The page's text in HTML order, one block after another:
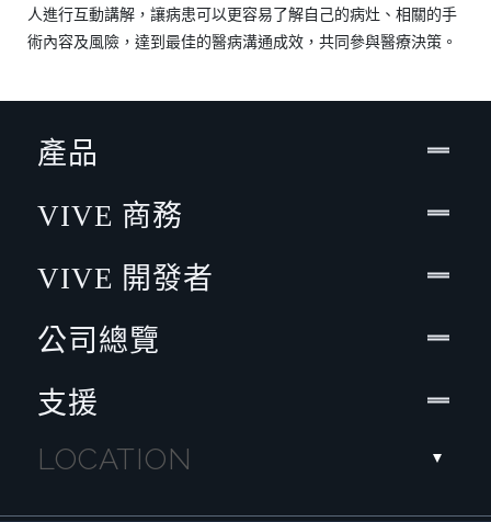
人進行互動講解，讓病患可以更容易了解自己的病灶、相關的手
術內容及風險，達到最佳的醫病溝通成效，共同參與醫療決策。
產品
VIVE 商務
VIVE 開發者
公司總覽
支援
LOCATION